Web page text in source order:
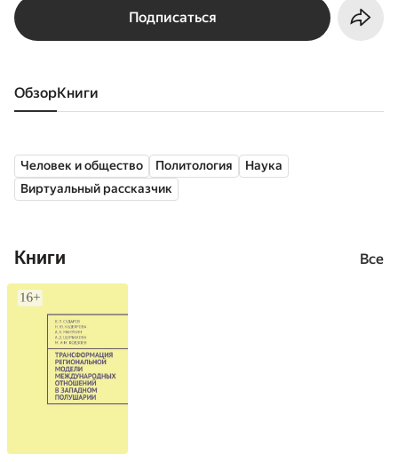
Подписаться
Обзор книги
Человек и общество Политология
Наука
Виртуальный рассказчик
Книги Все